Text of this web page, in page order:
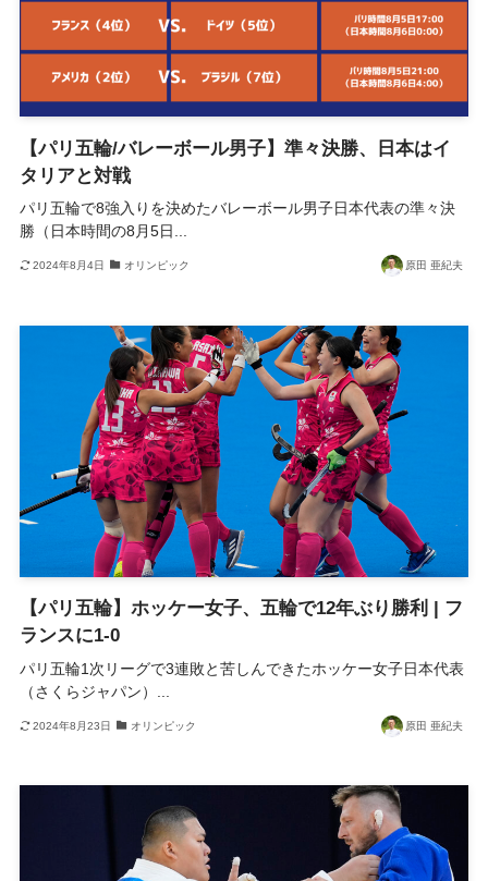
【パリ五輪/バレーボール男子】準々決勝、日本はイ
タリアと対戦
パリ五輪で8強入りを決めたバレーボール男子日本代表の準々決
勝（日本時間の8月5日...
2024年8月4日 オリンピック 原田 亜紀夫
【パリ五輪】ホッケー女子、五輪で12年ぶり勝利 | フ
ランスに1-0
パリ五輪1次リーグで3連敗と苦しんできたホッケー女子日本代表
（さくらジャパン）...
2024年8月23日 オリンピック 原田 亜紀夫